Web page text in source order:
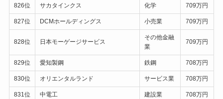
826位 サカタインクス 化学 709万円
827位 DCMホールディングス 小売業 709万円
828位 日本モーゲージサービス
その他金融
業
709万円
829位 愛知製鋼 鉄鋼 708万円
830位 オリエンタルランド サービス業 708万円
831位 中電工 建設業 708万円